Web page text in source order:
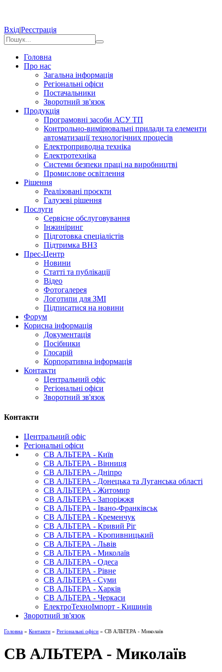
Вхід|Реєстрація
Головна
Про нас
Загальна інформація
Регіональні офіси
Постачальники
Зворотний зв'язок
Продукція
Програмовні засоби АСУ ТП
Контрольно-вимірювальні прилади та елементи
автоматизації технологічних процесів
Електроприводна техніка
Електротехніка
Системи безпеки праці на виробництві
Промислове освітлення
Рішення
Реалізовані проєкти
Галузеві рішення
Послуги
Сервісне обслуговування
Інжиніринг
Підготовка спеціалістів
Підтримка ВНЗ
Прес-Центр
Новини
Статті та публікації
Відео
Фотогалерея
Логотипи для ЗМІ
Підписатися на новини
Форум
Корисна інформація
Документація
Посібники
Глосарій
Корпоративна інформація
Контакти
Центральний офіс
Регіональні офіси
Зворотний зв'язок
Контакти
Центральний офіс
Регіональні офіси
СВ АЛЬТЕРА - Київ
СВ АЛЬТЕРА - Вінниця
СВ АЛЬТЕРА - Дніпро
СВ АЛЬТЕРА - Донецька та Луганська області
СВ АЛЬТЕРА - Житомир
СВ АЛЬТЕРА - Запоріжжя
СВ АЛЬТЕРА - Івано-Франківськ
СВ АЛЬТЕРА - Кременчук
СВ АЛЬТЕРА - Кривий Ріг
СВ АЛЬТЕРА - Кропивницький
СВ АЛЬТЕРА - Львів
СВ АЛЬТЕРА - Миколаїв
СВ АЛЬТЕРА - Одеса
СВ АЛЬТЕРА - Рівне
СВ АЛЬТЕРА - Суми
СВ АЛЬТЕРА - Харків
СВ АЛЬТЕРА - Черкаси
ЕлектроТехноІмпорт - Кишинів
Зворотний зв'язок
Головна » Контакти » Регіональні офіси » СВ АЛЬТЕРА - Миколаїв
СВ АЛЬТЕРА - Миколаїв